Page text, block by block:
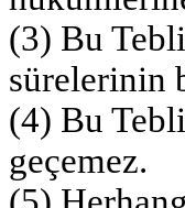
(3) Bu
sürelerinin
(4) Bu
geçemez.